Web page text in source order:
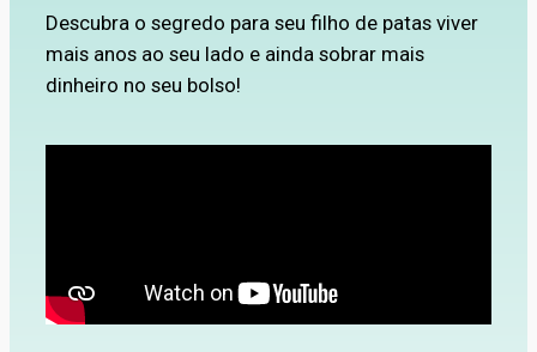
Descubra o segredo para seu filho de patas viver
mais anos ao seu lado e ainda sobrar mais
dinheiro no seu bolso!